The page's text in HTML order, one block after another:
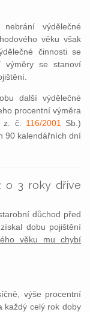
výdělečné
věku však
činnosti se
výměry se stanoví
další výdělečné
procentní výměra
z. č. 116/2001
Sb.)
90 kalendářních dní
o 3 roky dříve
důchod před
dobu pojištění
věku mu chybí
výše procentní
každý celý rok doby